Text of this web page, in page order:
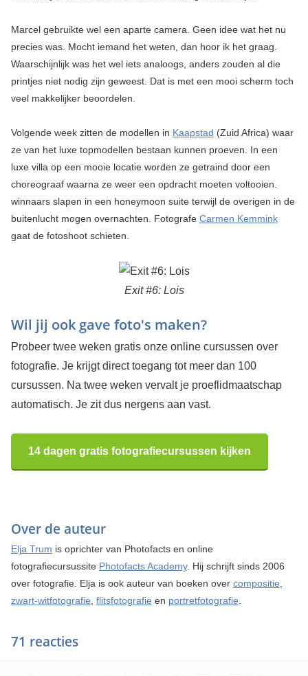
Marcel gebruikte wel een aparte camera. Geen idee wat het nu
precies was. Mocht iemand het weten, dan hoor ik het graag.
Waarschijnlijk was het wel iets analoogs, anders zouden al die
printjes niet nodig zijn geweest. Dat is met een mooi scherm toch
veel makkelijker beoordelen.
Volgende week zitten de modellen in Kaapstad (Zuid Africa) waar
ze van het luxe topmodellen bestaan kunnen proeven. In een
luxe villa op een mooie locatie worden ze getraind door een
choreograaf waarna ze weer een opdracht moeten voltooien.
winnaars slapen in een honeymoon suite terwijl de overigen in de
buitenlucht mogen overnachten. Fotografe Carmen Kemmink
gaat de fotoshoot schieten.
Exit #6: Lois
Wil jij ook gave foto's maken?
Probeer twee weken gratis onze online cursussen over
fotografie. Je krijgt direct toegang tot meer dan 100
cursussen. Na twee weken vervalt je proeflidmaatschap
automatisch. Je zit dus nergens aan vast.
14 dagen gratis fotografiecursussen kijken
Over de auteur
Elja Trum is oprichter van Photofacts en online
fotografiecursussite Photofacts Academy. Hij schrijft sinds 2006
over fotografie. Elja is ook auteur van boeken over compositie,
zwart-witfotografie, flitsfotografie en portretfotografie.
71 reacties